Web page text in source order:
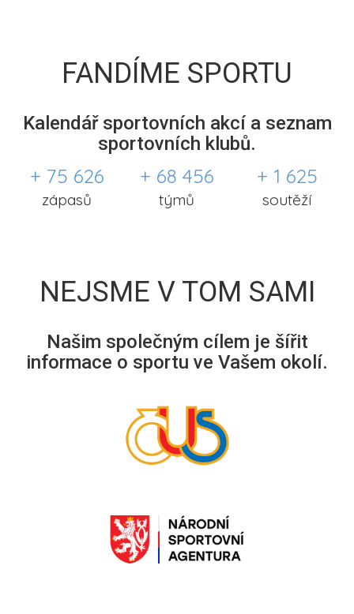
FANDÍME SPORTU
Kalendář sportovních akcí a seznam
sportovních klubů.
+ 75 626
zápasů
+ 68 456
týmů
+ 1 625
soutěží
NEJSME V TOM SAMI
Našim společným cílem je šířit
informace o sportu ve Vašem okolí.